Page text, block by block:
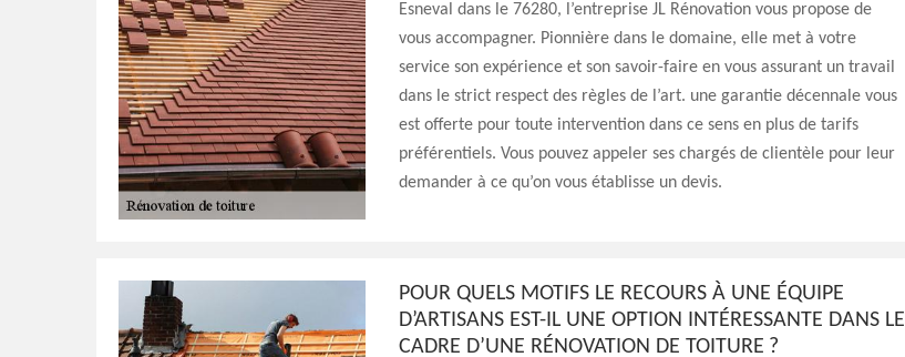
Esneval dans le 76280, l’entreprise JL Rénovation vous propose de
vous accompagner. Pionnière dans le domaine, elle met à votre
service son expérience et son savoir-faire en vous assurant un travail
dans le strict respect des règles de l’art. une garantie décennale vous
est offerte pour toute intervention dans ce sens en plus de tarifs
préférentiels. Vous pouvez appeler ses chargés de clientèle pour leur
demander à ce qu’on vous établisse un devis.
POUR QUELS MOTIFS LE RECOURS À UNE ÉQUIPE
D’ARTISANS EST-IL UNE OPTION INTÉRESSANTE DANS LE
CADRE D’UNE RÉNOVATION DE TOITURE ?